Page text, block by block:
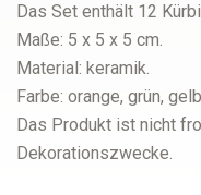
Das Set enthält 12
Maße: 5 x 5 x 5 cm.
Material: keramik.
Farbe: orange, grün,
Das Produkt ist nicht
Dekorationszwecke.